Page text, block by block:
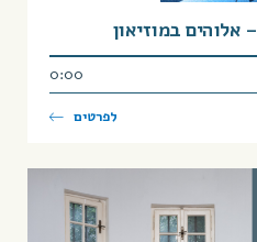
0:00
לפרטים